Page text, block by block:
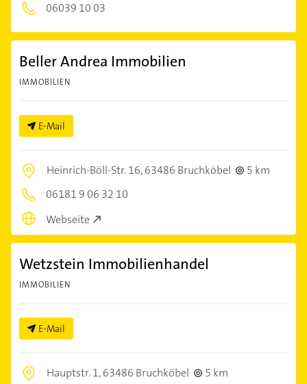
06039 10 03
Beller Andrea Immobilien
IMMOBILIEN
E-Mail
Heinrich-Böll-Str. 16,63486 Bruchköbel
5 km
06181 9 06 32 10
Webseite
Wetzstein Immobilienhandel
IMMOBILIEN
E-Mail
Hauptstr. 1,63486 Bruchköbel
5 km